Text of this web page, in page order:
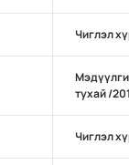
Чиглэл
тухай /
Чиглэл